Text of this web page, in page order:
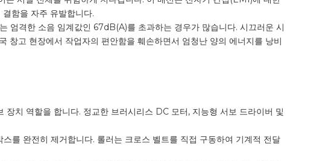
함을 자주 유발합니다.
엄격한 소음 임계값인 67dB(A)를 초과하는 경우가 많습니다. 시끄러운 시
창고 현장에서 작업자의 편안함을 훼손하면서 엄청난 양의 에너지를 낭비
장치 역할을 합니다. 정교한 브러시리스 DC 모터, 지능형 서보 드라이버 및
를 완전히 제거합니다. 롤러는 크로스 벨트를 직접 구동하여 기계적 전달